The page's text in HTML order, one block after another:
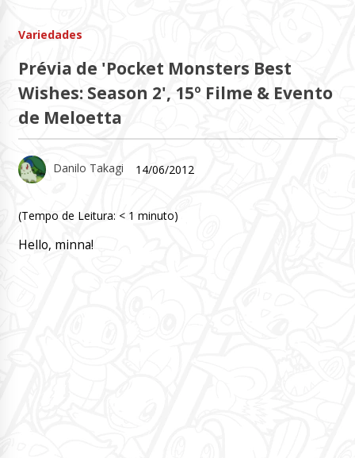
Variedades
Prévia de 'Pocket Monsters Best
Wishes: Season 2', 15º Filme & Evento
de Meloetta
Danilo Takagi 14/06/2012
(Tempo de Leitura: < 1 minuto)
Hello, minna!